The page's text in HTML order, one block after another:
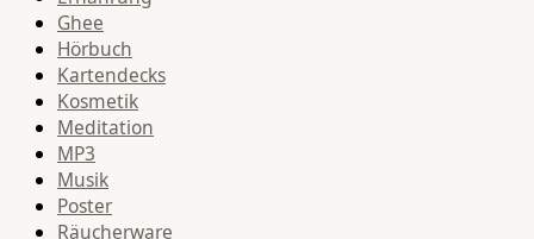
Ghee
Hörbuch
Kartendecks
Kosmetik
Meditation
MP3
Musik
Poster
Räucherware